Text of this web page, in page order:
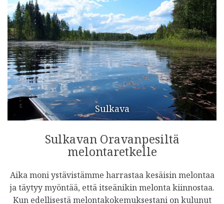
Sulkava
Sulkavan Oravanpesiltä
melontaretkelle
Aika moni ystävistämme harrastaa kesäisin melontaa
ja täytyy myöntää, että itseänikin melonta kiinnostaa.
Kun edellisestä melontakokemuksestani on kulunut